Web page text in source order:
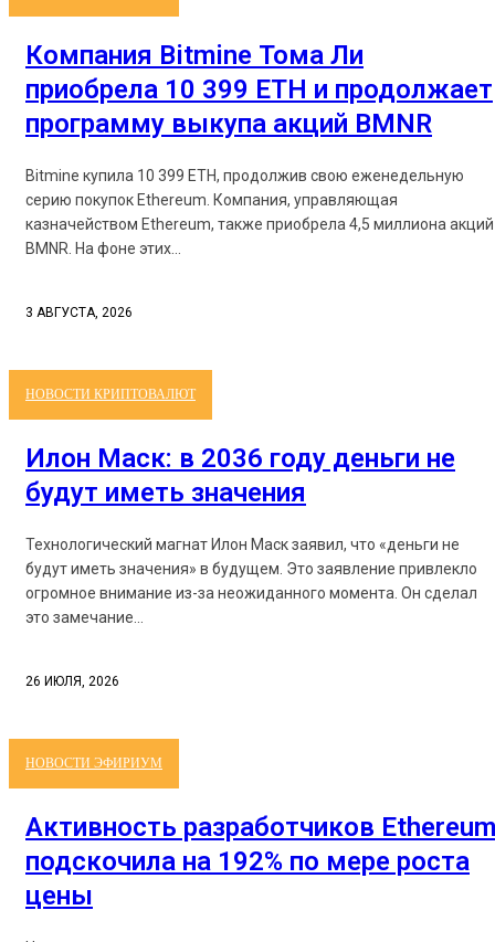
Компания Bitmine Тома Ли
приобрела 10 399 ETH и продолжает
программу выкупа акций BMNR
Bitmine купила 10 399 ETH, продолжив свою еженедельную
серию покупок Ethereum. Компания, управляющая
казначейством Ethereum, также приобрела 4,5 миллиона акций
BMNR. На фоне этих...
3 АВГУСТА, 2026
НОВОСТИ КРИПТОВАЛЮТ
Илон Маск: в 2036 году деньги не
будут иметь значения
Технологический магнат Илон Маск заявил, что «деньги не
будут иметь значения» в будущем. Это заявление привлекло
огромное внимание из-за неожиданного момента. Он сделал
это замечание...
26 ИЮЛЯ, 2026
НОВОСТИ ЭФИРИУМ
Активность разработчиков Ethereum
подскочила на 192% по мере роста
цены